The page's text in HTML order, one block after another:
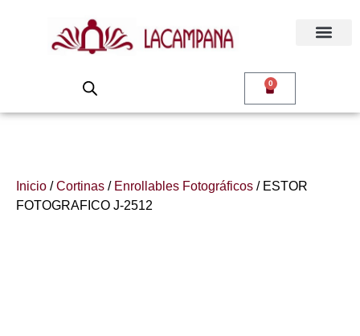
0
Inicio /Cortinas / Enrollables Fotográficos / ESTOR
FOTOGRAFICO J-2512